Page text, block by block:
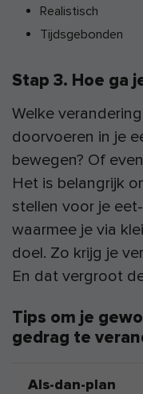
Realistisch
Tijdsgebonden
Stap 3. Hoe ga
Welke
doorvoeren in je
bewegen? Of
Het is belangrijk
stellen voor je
waarmee je via
doel. Zo krijg je
En dat vergroot
Tips om je
gedrag te
Als-dan-plan